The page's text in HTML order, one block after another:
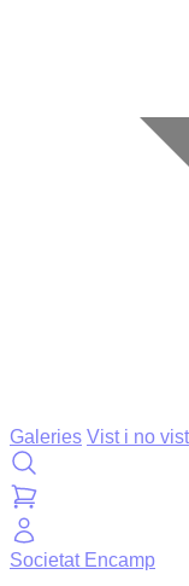
Galeries Vist i no vist
Societat Encamp